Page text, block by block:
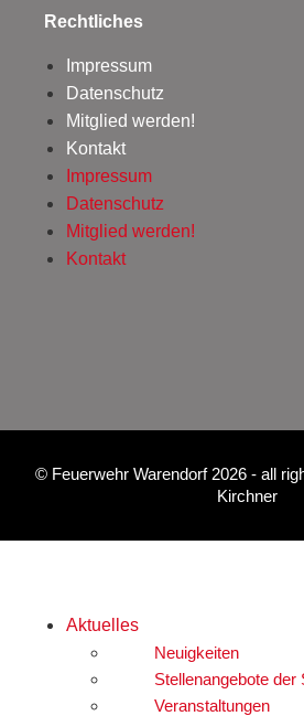
Rechtliches
Impressum
Datenschutz
Mitglied werden!
Kontakt
Impressum
Datenschutz
Mitglied werden!
Kontakt
© Feuerwehr Warendorf 2026 - all
Kirchner
Aktuelles
Neuigkeiten
Stellenangebote der
Veranstaltungen